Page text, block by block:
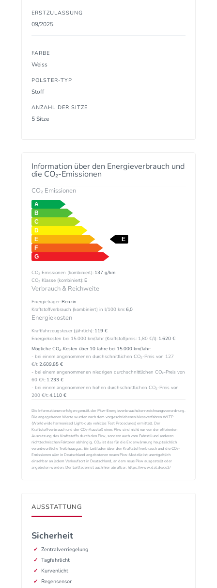
ERSTZULASSUNG
09/2025
FARBE
Weiss
POLSTER-TYP
Stoff
ANZAHL DER SITZE
5 Sitze
Information über den Energieverbrauch und
die CO₂-Emissionen
CO₂ Emissionen
CO₂ Emissionen (kombiniert): 137 g/km
CO₂ Klasse (kombiniert):E
Verbrauch & Reichweite
Energieträger:Benzin
Kraftstoffverbrauch (kombiniert) in l/100 km:6,0
Energiekosten
Kraftfahrzeugsteuer (jährlich): 119 €
Energiekosten bei 15.000 km/Jahr (Kraftstoffpreis: 1,80€/l): 1.620 €
Mögliche CO₂-Kosten über 10 Jahre bei 15.000 km/Jahr:
- bei einem angenommenen durchschnittlichen CO₂-Preis von 127
€/t: 2.609,85 €
- bei einem angenommenen niedrigen durchschnittlichen CO₂-Preis von
60 €/t: 1.233 €
- bei einem angenommenen hohen durchschnittlichen CO₂-Preis von
200 €/t:4.110 €
Die Informationen erfolgen gemäß der Pkw-Energieverbrauchskennzeichnungsverordnung.
Die angegebenen Werte wurden nach dem vorgeschriebenen Messverfahren WLTP
(Worldwide harmonised Light-duty vehicles Test Procedures) ermittelt. Der
Kraftstoffverbrauch und der CO₂-Ausstoß eines Pkw sind nicht nur von der effizienten
Ausnutzung des Kraftstoffs durch den Pkw, sondern auch vom Fahrstil und anderen
nichttechnischen Faktoren abhängig. CO₂ ist das für die Erderwärmung hauptsächlich
verantwortliche Treibhausgas. Ein Leitfaden über den Kraftstoffverbrauch und die CO₂-
Emissionen aller in Deutschland angebotenen neuen Pkw-Modelle ist unentgeltlich
einsehbar an jedem Verkaufsort in Deutschland, an dem neue Pkw ausgestellt oder
angeboten werden. Der Leitfaden ist auch hier abrufbar: https://www.dat.de/co2/
AUSSTATTUNG
Sicherheit
Zentralverriegelung
Tagfahrlicht
Kurvenlicht
Regensensor